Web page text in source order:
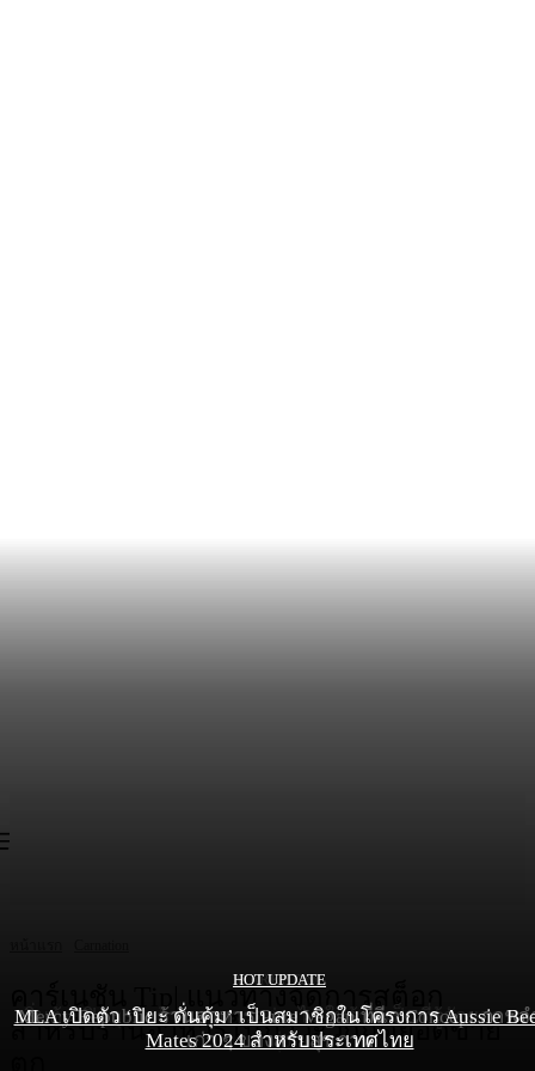
คาร์เนชัน Tip| แนวทางจัดการสต็อก
สำหรับร้านอาหารในภาวะวิกฤตยอดขาย
MARKETING
เริ่มต้นเปิดธุรกิจร้านอาหารอย่างไร ให้ร้านเป็นที่รู้จักยอดขา
พุ่ง
HOT UPDATE
Mercy Republic ร้านอาหาร Pure Vegan ที่ฉีก Concept ภาพจ
เก่า ๆ ของสายสุขภาพ
HOT UPDATE
MLA เปิดตัว ‘ปิยะ ดั่นคุ้ม’ เป็นสมาชิกในโครงการ Aussie
Mates 2024 สำหรับประเทศไทย